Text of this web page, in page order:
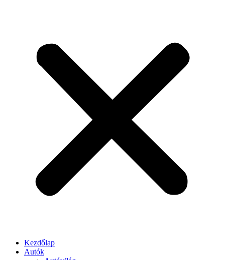
Kezdőlap
Autók